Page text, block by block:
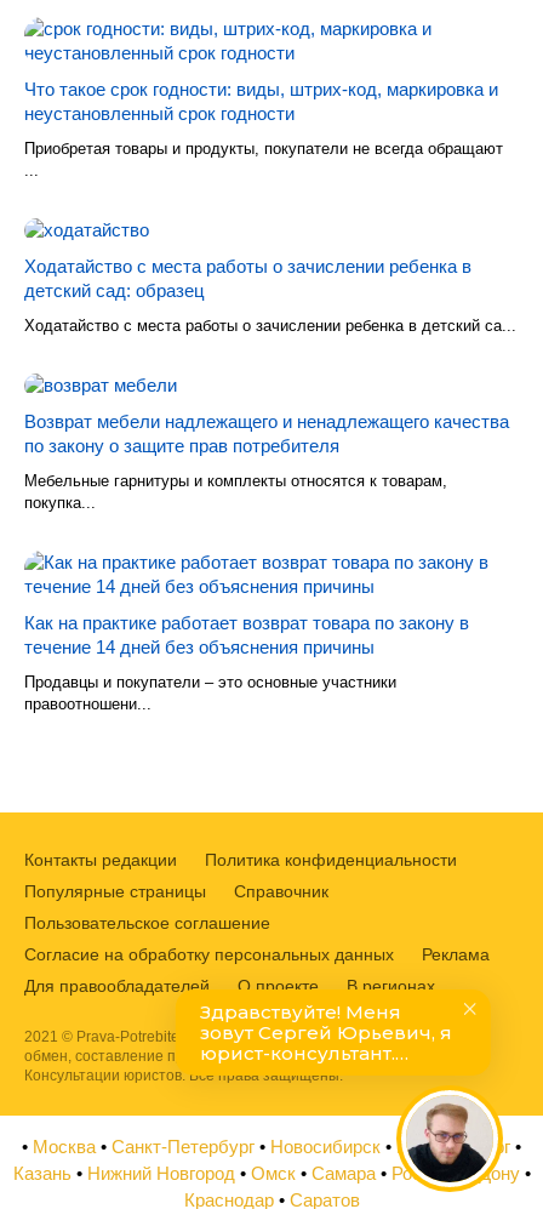
Что такое срок годности: виды, штрих-код, маркировка и
неустановленный срок годности
Приобретая товары и продукты, покупатели не всегда обращают
Ходатайство с места работы о зачислении ребенка в
детский сад: образец
Ходатайство с места работы о зачислении ребенка в детский са...
Возврат мебели надлежащего и ненадлежащего качества
по закону о защите прав потребителя
Мебельные гарнитуры и комплекты относятся к товарам,
покупка...
Как на практике работает возврат товара по закону в
течение 14 дней без объяснения причины
Продавцы и покупатели – это основные участники
правоотношени...
Контакты редакции
Политика конфиденциальности
Популярные страницы
Справочник
Пользовательское соглашение
Согласие на обработку персональных данных
Реклама
Для правообладателей
О проекте В регионах
2021 © Prava-Potrebitelej.ru. Защита прав потребителей, возврат,
обмен, составление претензий и жалоб в Роспотребнадзор.
Консультации юристов. Все права защищены.
• Москва • Санкт-Петербург • Новосибирск • Екатеринбург •
Казань• Нижний Новгород • Омск• Самара• Ростов на Дону•
Краснодар• Саратов